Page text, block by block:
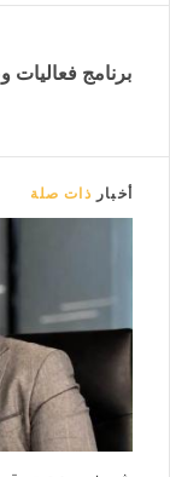
برنامج
أخبار ذات صلة